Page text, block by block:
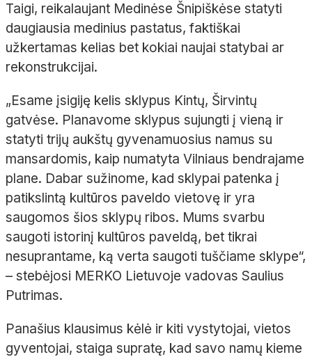
Taigi, reikalaujant Medinėse Šnipiškėse statyti
daugiausia medinius pastatus, faktiškai
užkertamas kelias bet kokiai naujai statybai ar
rekonstrukcijai.
„Esame įsigiję kelis sklypus Kintų, Širvintų
gatvėse. Planavome sklypus sujungti į vieną ir
statyti trijų aukštų gyvenamuosius namus su
mansardomis, kaip numatyta Vilniaus bendrajame
plane. Dabar sužinome, kad sklypai patenka į
patikslintą kultūros paveldo vietovę ir yra
saugomos šios sklypų ribos. Mums svarbu
saugoti istorinį kultūros paveldą, bet tikrai
nesuprantame, ką verta saugoti tuščiame sklype“,
– stebėjosi MERKO Lietuvoje vadovas Saulius
Putrimas.
Panašius klausimus kėlė ir kiti vystytojai, vietos
gyventojai, staiga supratę, kad savo namų kieme